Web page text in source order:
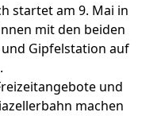
startet am 9. Mai in
mit den beiden
Gipfelstation auf
und
machen